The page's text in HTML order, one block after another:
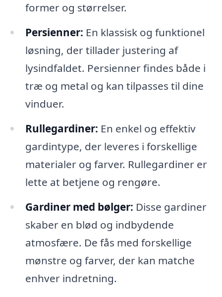
former og størrelser.
Persienner: En klassisk og funktionel
løsning, der tillader justering af
lysindfaldet. Persienner findes både i
træ og metal og kan tilpasses til dine
vinduer.
Rullegardiner: En enkel og effektiv
gardintype, der leveres i forskellige
materialer og farver. Rullegardiner er
lette at betjene og rengøre.
Gardiner med bølger: Disse gardiner
skaber en blød og indbydende
atmosfære. De fås med forskellige
mønstre og farver, der kan matche
enhver indretning.